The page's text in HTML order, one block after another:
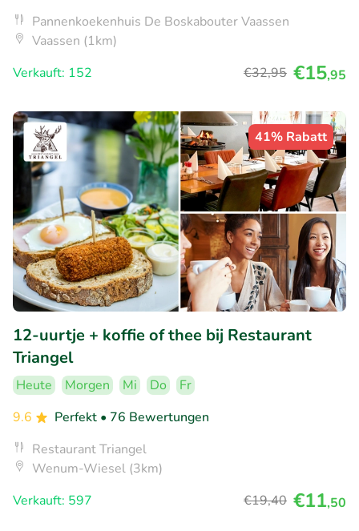
Pannenkoekenhuis De Boskabouter Vaassen
Vaassen (1km)
Verkauft: 152
€32,95 €15,95
41% Rabatt
12-uurtje + koffie of thee bij Restaurant
Triangel
Heute Morgen Mi Do
Fr
9.6
Perfekt • 76 Bewertungen
Restaurant Triangel
Wenum-Wiesel (3km)
Verkauft: 597
€19,40 €11,50